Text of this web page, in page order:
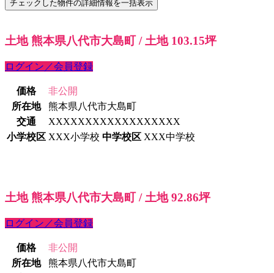
土地 熊本県八代市大島町 / 土地 103.15坪
ログイン／会員登録
価格
非公開
所在地
熊本県八代市大島町
交通
XXXXXXXXXXXXXXXXXX
小学校区 XXX小学校 中学校区 XXX中学校
土地 熊本県八代市大島町 / 土地 92.86坪
ログイン／会員登録
価格
非公開
所在地
熊本県八代市大島町